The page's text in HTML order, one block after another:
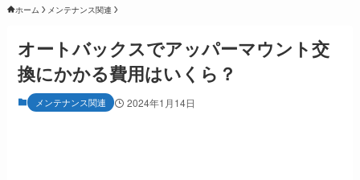
ホーム メンテナンス関連
オートバックスでアッパーマウント交
換にかかる費用はいくら？
メンテナンス関連 2024年1月14日